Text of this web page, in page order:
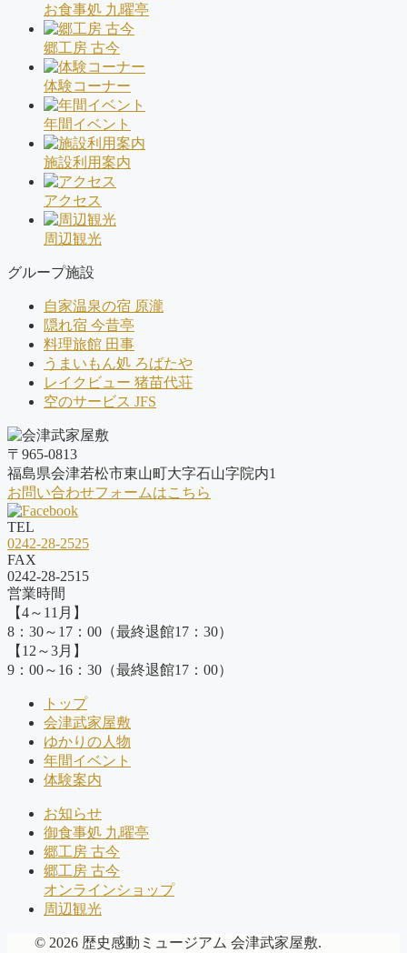
お食事処 九曜亭
郷工房 古今
体験コーナー
年間イベント
施設利用案内
アクセス
周辺観光
グループ施設
自家温泉の宿 原瀧
隠れ宿 今昔亭
料理旅館 田事
うまいもん処 ろばたや
レイクビュー 猪苗代荘
空のサービス JFS
〒965-0813
福島県会津若松市東山町大字石山字院内1
お問い合わせフォームはこちら
TEL
0242-28-2525
FAX
0242-28-2515
営業時間
【4～11月】
8：30～17：00（最終退館17：30）
【12～3月】
9：00～16：30（最終退館17：00）
トップ
会津武家屋敷
ゆかりの人物
年間イベント
体験案内
お知らせ
御食事処 九曜亭
郷工房 古今
郷工房 古今
オンラインショップ
周辺観光
© 2026 歴史感動ミュージアム 会津武家屋敷.